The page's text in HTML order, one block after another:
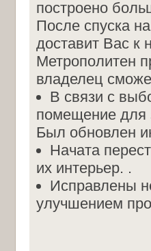
построено
После спуска
доставит Вас к
Метрополитен
владелец
В связи с
помещение для
Был обновлен
Начата
их интерьер. .
Исправлены
улучшением